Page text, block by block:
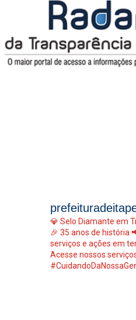
💎 Selo Diamante em
🎉 35 anos de história
serviços e ações em
Acesse nossos